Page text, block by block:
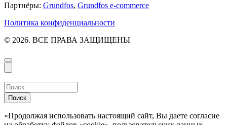
Партнёры: Grundfos, Grundfos e-commerce
Политика конфиденциальности
© 2026. ВСЕ ПРАВА ЗАЩИЩЕНЫ
Поиск
«Продолжая использовать настоящий сайт, Вы даете согласие